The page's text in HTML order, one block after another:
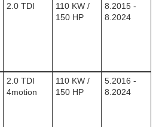
2.0 TDI
110 KW /
150 HP
8.2015 -
8.2024
2.0 TDI
4motion
110 KW /
150 HP
5.2016 -
8.2024